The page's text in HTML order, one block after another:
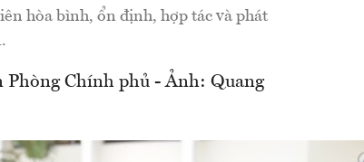
hòa bình, ổn định, hợp tác và phát
Phòng Chính phủ - Ảnh: Quang